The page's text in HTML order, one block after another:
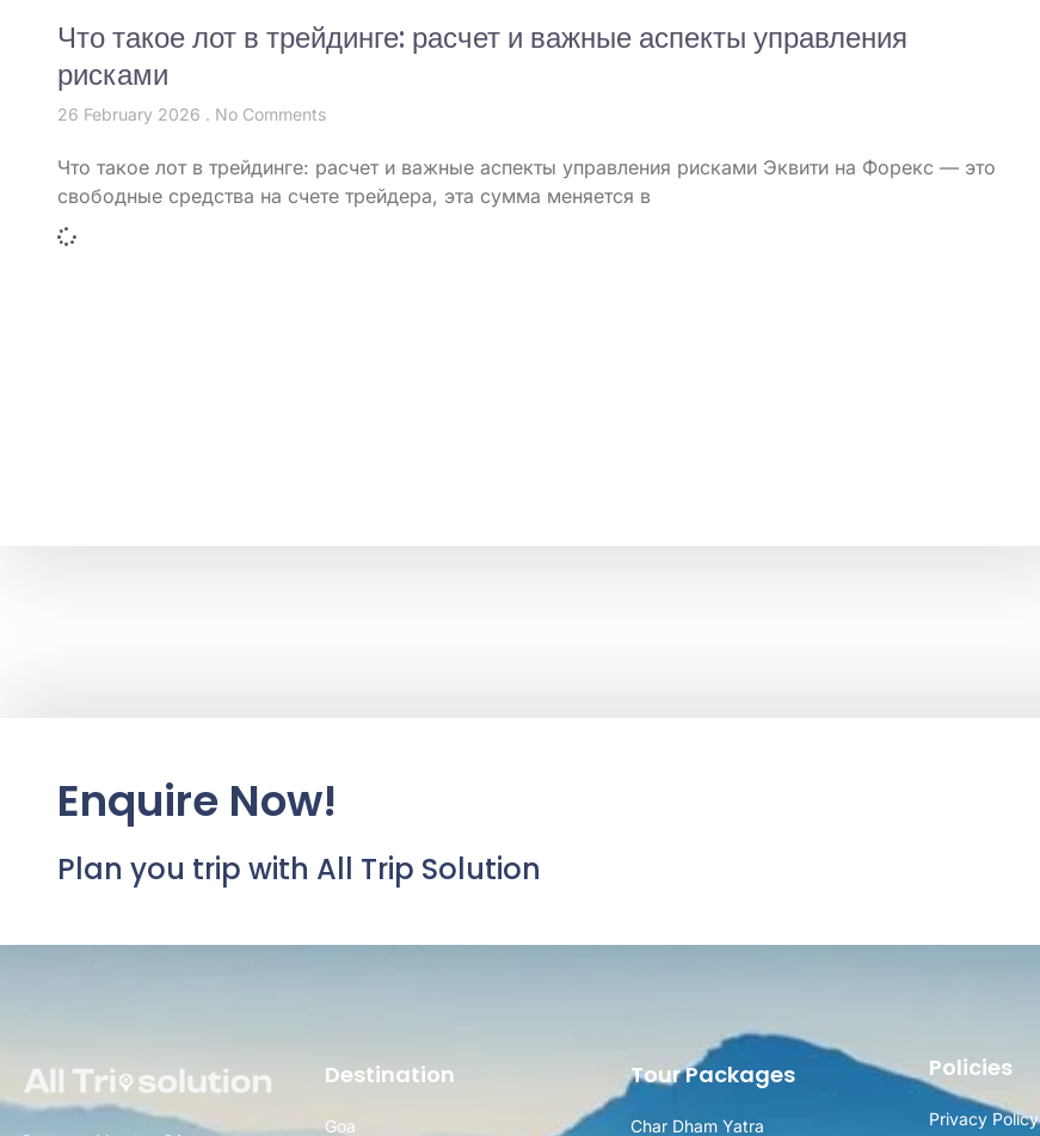
Что такое лот в трейдинге: расчет и важные аспекты управления
рисками
26 February 2026 No Comments
Что такое лот в трейдинге: расчет и важные аспекты управления рисками Эквити на Форекс — это
свободные средства на счете трейдера, эта сумма меняется в
Enquire Now!
Plan you trip with All Trip Solution
Destination
Goa
Tour Packages
Char Dham Yatra
Policies
Privacy Policy